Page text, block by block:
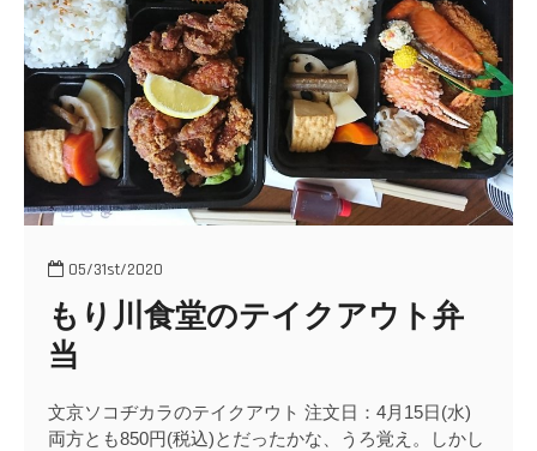
n
05/31st/2020
もり川食堂のテイクアウト弁
当
文京ソコヂカラのテイクアウト 注文日：4月15日(水)
両方とも850円(税込)とだったかな、うろ覚え。しかし